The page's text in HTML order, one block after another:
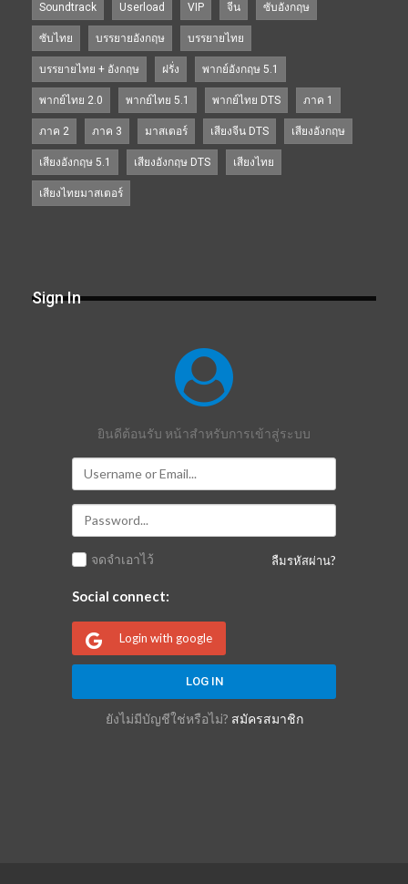
Soundtrack Userload VIP จีน ซับอังกฤษ
ซับไทย บรรยายอังกฤษ บรรยายไทย
บรรยายไทย + อังกฤษ ฝรั่ง พากย์อังกฤษ 5.1
พากย์ไทย 2.0 พากย์ไทย 5.1 พากย์ไทย DTS ภาค 1
ภาค 2 ภาค 3 มาสเตอร์ เสียงจีน DTS เสียงอังกฤษ
เสียงอังกฤษ 5.1 เสียงอังกฤษ DTS เสียงไทย
เสียงไทยมาสเตอร์
Sign In
ยินดีต้อนรับ หน้าสำหรับการเข้าสู่ระบบ
ลืมรหัสผ่าน?
จดจำเอาไว้
Social connect:
Login with google
ยังไม่มีบัญชีใช่หรือไม่? สมัครสมาชิก